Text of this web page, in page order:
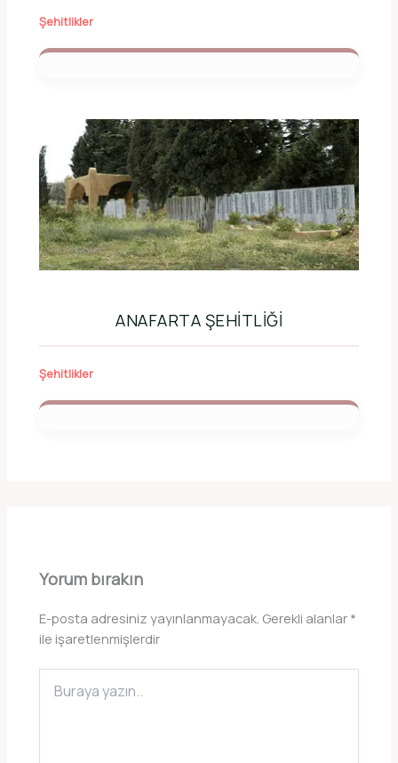
Şehitlikler
ANAFARTA ŞEHITLIĞI
Şehitlikler
Yorum bırakın
E-posta adresiniz yayınlanmayacak. Gerekli alanlar *
ile işaretlenmişlerdir
yazın..